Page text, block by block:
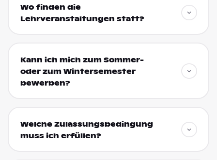
Wo finden die
Lehrveranstaltungen statt?
Kann ich mich zum Sommer-
oder zum Wintersemester
bewerben?
Welche Zulassungsbedingung
muss ich erfüllen?